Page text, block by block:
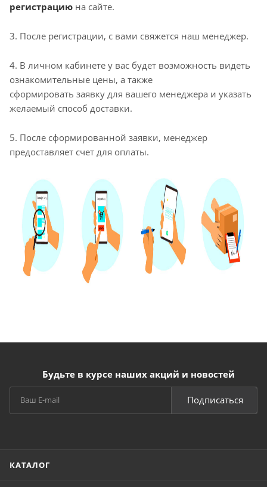
регистрацию на сайте.
3. После регистрации, с вами свяжется наш менеджер.
4. В личном кабинете у вас будет возможность видеть
ознакомительные цены, а также
сформировать заявку для вашего менеджера и указать
желаемый способ доставки.
5. После сформированной заявки, менеджер
предоставляет счет для оплаты.
Будьте в курсе наших акций и новостей
Подписаться
КАТАЛОГ